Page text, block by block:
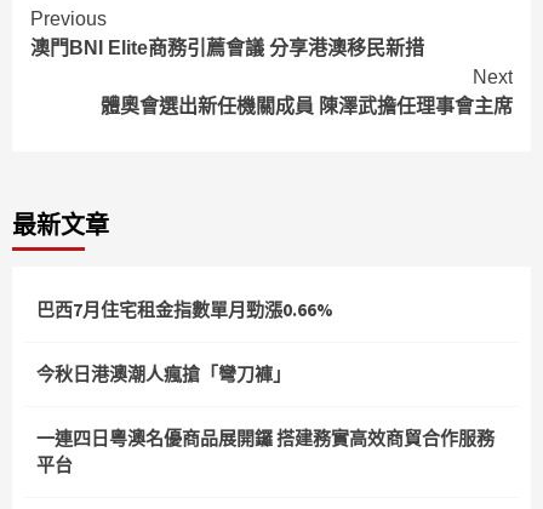
Continue
Reading
Previous
澳門BNI Elite商務引薦會議 分享港澳移民新措
Next
體奧會選出新任機關成員 陳澤武擔任理事會主席
最新文章
巴西7月住宅租金指數單月勁漲0.66%
今秋日港澳潮人瘋搶「彎刀褲」
一連四日粵澳名優商品展開鑼 搭建務實高效商貿合作服務
平台